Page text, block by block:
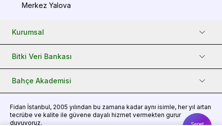
Sepet
Merkez Yalova
Kurumsal
Bitki Veri Bankası
Bahçe Akademisi
Fidan İstanbul, 2005 yılından bu zamana kadar aynı isimle, her yıl artan
tecrübe ve kalite ile güvene dayalı hizmet vermekten gurur
duyuyoruz.